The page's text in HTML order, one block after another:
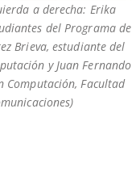
a derecha: Erika
del Programa de
Brieva, estudiante del
y Juan Fernando
Computación, Facultad